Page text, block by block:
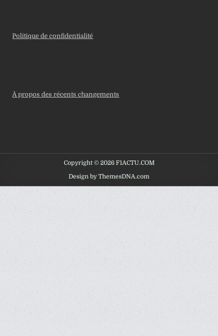
Politique de confidentialité
À propos des récents changements
Copyright © 2026 F1ACTU.COM
Design by ThemesDNA.com